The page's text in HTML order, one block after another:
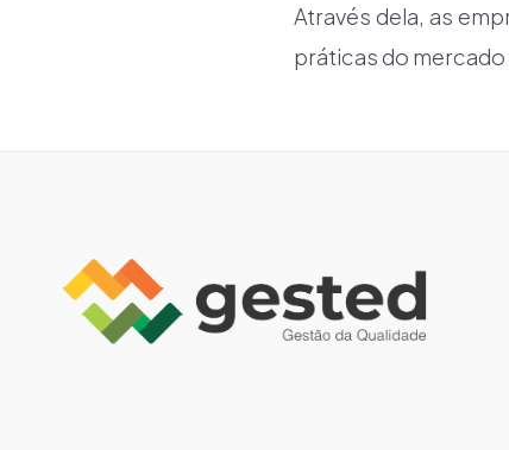
Através dela, as
práticas do mercado